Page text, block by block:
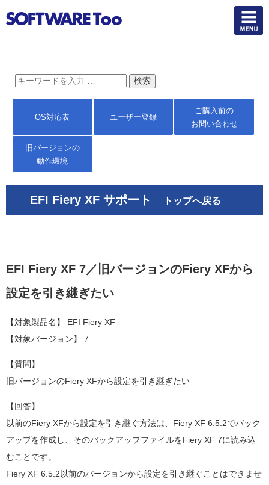
OS対応表 ユーザー登録
ご購入前の
お問い合わせ
旧バージョンの
動作環境
EFI Fiery XF サポート トップへ戻る
EFI Fiery XF 7／旧バージョンのFiery XFから
設定を引き継ぎたい
【対象製品名】 EFI Fiery XF
【対象バージョン】 7
【質問】
旧バージョンのFiery XFから設定を引き継ぎたい
【回答】
以前のFiery XFから設定を引き継ぐ方法は、Fiery XF 6.5.2でバック
アップを作成し、そのバックアップファイルをFiery XF 7に読み込
むことです。
Fiery XF 6.5.2以前のバージョンから設定を引き継ぐことはできませ